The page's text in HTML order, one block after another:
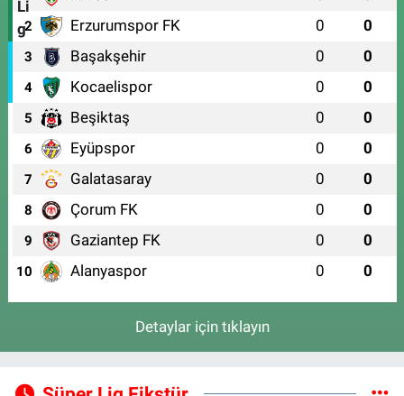
2 Erzurumspor FK 0 0
3 Başakşehir 0 0
4 Kocaelispor 0 0
5 Beşiktaş 0 0
6 Eyüpspor 0 0
7 Galatasaray 0 0
8 Çorum FK 0 0
9 Gaziantep FK 0 0
10 Alanyaspor 0 0
Detaylar için tıklayın